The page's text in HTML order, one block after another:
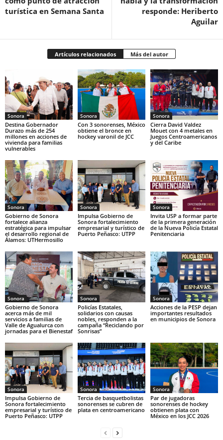
turística en Semana Santa
responde: Heriberto
Aguilar
Artículos relacionados Más del autor
Sonora
Destina Gobernador
Durazo más de 254
millones en acciones de
vivienda para familias
vulnerables
Sonora
Con 3 sonorenses, México
obtiene el bronce en
hockey varonil de JCC
Sonora
Cierra David Valdez
Mouet con 4 metales en
Juegos Centroamericanos
y del Caribe
Sonora
Gobierno de Sonora
fortalece alianza
estratégica para impulsar
el desarrollo regional de
Álamos: UTHermosillo
Sonora
Impulsa Gobierno de
Sonora fortalecimiento
empresarial y turístico de
Puerto Peñasco: UTPP
Sonora
Invita USP a formar parte
de la primera generación
de la Nueva Policía Estatal
Penitenciaria
Sonora
Gobierno de Sonora
acerca más de mil
servicios a familias de
Valle de Agualurca con
jornadas para el Bienestaf
Sonora
Policías Estatales,
solidarios con causas
nobles, responden a la
campaña “Reciclando por
Sonrisas”
Sonora
Acciones de la PESP dejan
importantes resultados
en municipios de Sonora
Sonora
Impulsa Gobierno de
Sonora fortalecimiento
empresarial y turístico de
Puerto Peñasco: UTPP
Sonora
Tercia de basquetbolistas
sonorenses se cubren de
plata en centroamericano
Sonora
Par de jugadoras
sonorenses de hockey
obtienen plata con
México en los JCC 2026